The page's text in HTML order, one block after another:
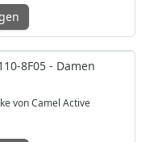
8F05 - Damen
von Camel Active